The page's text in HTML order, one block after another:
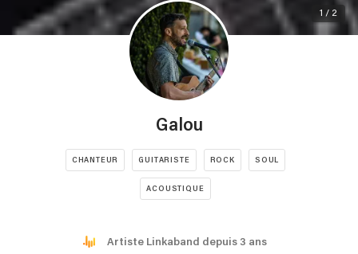
1 / 2
Galou
CHANTEUR GUITARISTE ROCK SOUL
ACOUSTIQUE
Artiste Linkaband depuis 3 ans